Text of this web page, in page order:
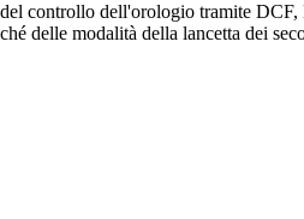
controllo dell'orologio tramite
delle modalità della lancetta dei